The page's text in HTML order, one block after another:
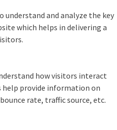
understand and analyze the key
which helps in delivering a
how visitors interact
help provide information on
rate, traffic source, etc.